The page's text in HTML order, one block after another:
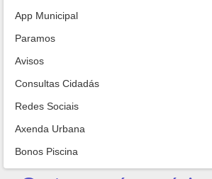
App Municipal
Paramos
Avisos
Consultas Cidadás
Redes Sociais
Axenda Urbana
Bonos Piscina